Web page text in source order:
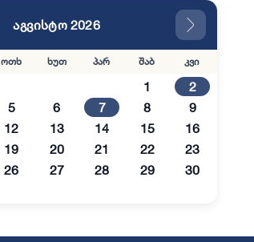
აგვისტო 2026
ოთხ ხუთ პარ შაბ კვი
1
2
5 6 7 8
9
12 13 14 15
16
19 20 21 22
23
26 27 28 29
30